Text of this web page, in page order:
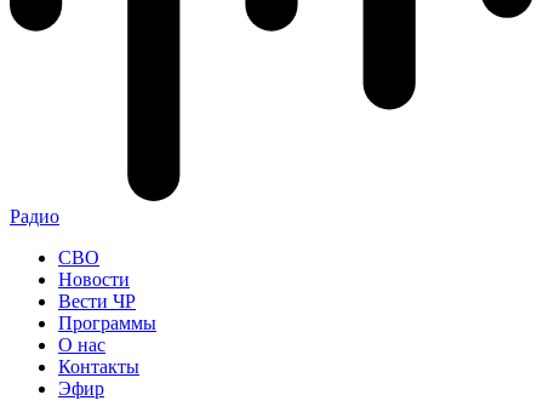
Радио
СВО
Новости
Вести ЧР
Программы
О нас
Контакты
Эфир